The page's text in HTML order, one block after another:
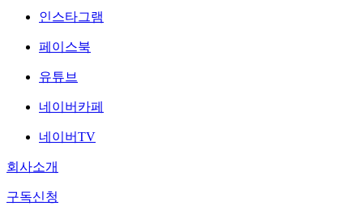
인스타그램
페이스북
유튜브
네이버카페
네이버TV
회사소개
구독신청